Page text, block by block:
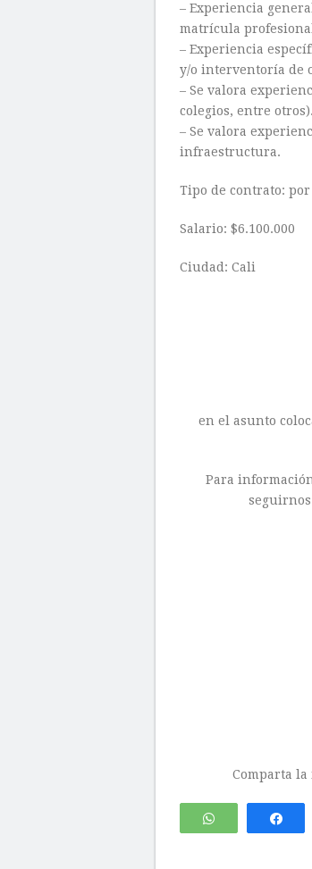
– Experiencia
matrícula
– Experiencia
y/o interventoría de
– Se valora
colegios, entre otros).
– Se valora
infraestructura.
Tipo de contrato:
Salario: $6.100.000
Ciudad: Cali
en el asunto
Para
Comparta
WhatsApp